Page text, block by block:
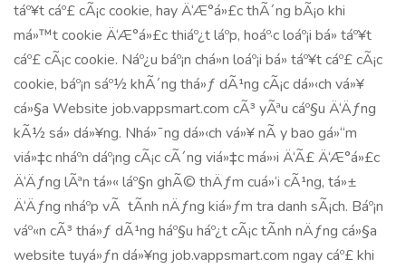
táº¥t cáº£ cÃ¡c cookie, hay Ä‘Æ°á»£c thÃ´ng bÃ¡o khi
má»™t cookie Ä‘Æ°á»£c thiáº¿t láº­p, hoáº·c loáº¡i bá» táº¥t
cáº£ cÃ¡c cookie. Náº¿u báº¡n chá»n loáº¡i bá» táº¥t cáº£ cÃ¡c
cookie, báº¡n sáº½ khÃ´ng thá»ƒ dÃ¹ng cÃ¡c dá»‹ch vá»¥
cá»§a Website job.vappsmart.com cÃ³ yÃªu cáº§u Ä‘Äƒng
kÃ½ sá»­ dá»¥ng. Nhá»¯ng dá»‹ch vá»¥ nÃ y bao gá»“m
viá»‡c nháº­n dáº¡ng cÃ¡c cÃ´ng viá»‡c má»›i Ä‘Ã£ Ä‘Æ°á»£c
Ä‘Äƒng lÃªn tá»« láº§n ghÃ© thÄƒm cuá»‘i cÃ¹ng, tá»±
Ä‘Äƒng nháº­p vÃ tÃ­nh nÄƒng kiá»ƒm tra danh sÃ¡ch. Báº¡n
váº«n cÃ³ thá»ƒ dÃ¹ng háº§u háº¿t cÃ¡c tÃ­nh nÄƒng cá»§a
website tuyá»ƒn dá»¥ng job.vappsmart.com ngay cáº£ khi